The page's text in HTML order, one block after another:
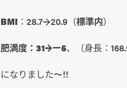
BMI ：28.7→20.9（標準内）
肥満度：31→ー5、（身長：
になりました〜!!